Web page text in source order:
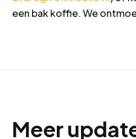
een bak koffie. We
Meer